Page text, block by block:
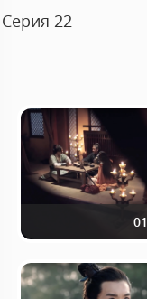
Серия 22
01